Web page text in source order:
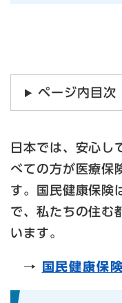
ページ内目次
日本では、安心し
べての方が医療保
す。国民健康保険
で、私たちの住む
います。
→​ 国民健康保